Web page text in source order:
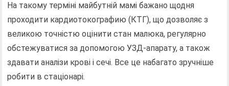
На такому терміні майбутній мамі бажано щодня
проходити кардиотокографию (КТГ), що дозволяє з
великою точністю оцінити стан малюка, регулярно
обстежуватися за допомогою УЗД-апарату, а також
здавати аналізи крові і сечі. Все це набагато зручніше
робити в стаціонарі.